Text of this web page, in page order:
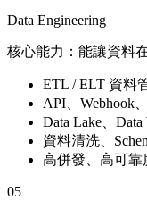
Data Engineering
核心能力：能讓資料
ETL / ELT 資料
API、Webhook
Data Lake、Data
資料清洗、
高併發、高可靠
05